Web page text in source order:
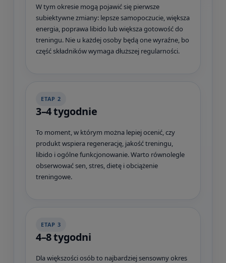
W tym okresie mogą pojawić się pierwsze
subiektywne zmiany: lepsze samopoczucie, większa
energia, poprawa libido lub większa gotowość do
treningu. Nie u każdej osoby będą one wyraźne, bo
część składników wymaga dłuższej regularności.
ETAP 2
3–4 tygodnie
To moment, w którym można lepiej ocenić, czy
produkt wspiera regenerację, jakość treningu,
libido i ogólne funkcjonowanie. Warto równolegle
obserwować sen, stres, dietę i obciążenie
treningowe.
ETAP 3
4–8 tygodni
Dla większości osób to najbardziej sensowny okres